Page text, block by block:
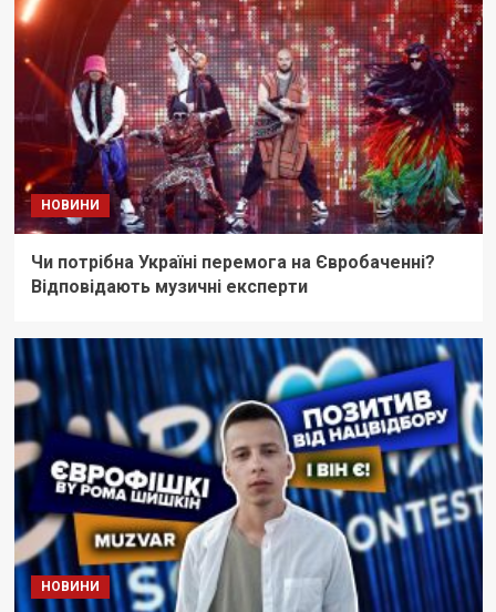
НОВИНИ
Чи потрібна Україні перемога на Євробаченні?
Відповідають музичні експерти
НОВИНИ